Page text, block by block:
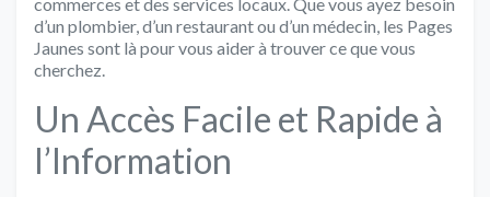
d’un plombier, d’un restaurant ou d’un médecin, les Pages
Jaunes sont là pour vous aider à trouver ce que vous
cherchez.
Un Accès Facile et Rapide à
l’Information